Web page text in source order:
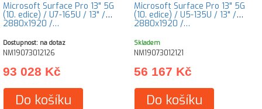
Microsoft Surface Pro 13" 5G
(10. edice) / U7-165U / 13" /
2880x1920 /…
Dostupnost: na dotaz
NM19073012126
93 028 Kč
Do košíku
Microsoft Surface Pro 13" 5G
(10. edice) / U5-135U / 13" /
2880x1920 /…
Skladem
NM19073012121
56 167 Kč
Do košíku